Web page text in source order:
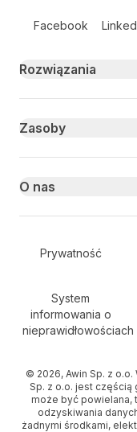
Facebook
Primary footer
Rozwiązania
Zasoby
O nas
Secondary Footer
Prywatność
System
informowania o
nieprawidłowościach
© 2026, Awin Sp. z
Sp. z o.o. jest częścią
może być powielana,
odzyskiwania
żadnymi środkami,